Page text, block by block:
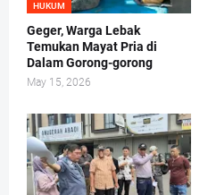
HUKUM
Geger, Warga Lebak
Temukan Mayat Pria di
Dalam Gorong-gorong
May 15, 2026